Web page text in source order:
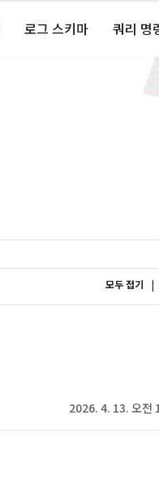
로그 스키마 쿼리 명
모두 접기 |
2026. 4. 13. 오전